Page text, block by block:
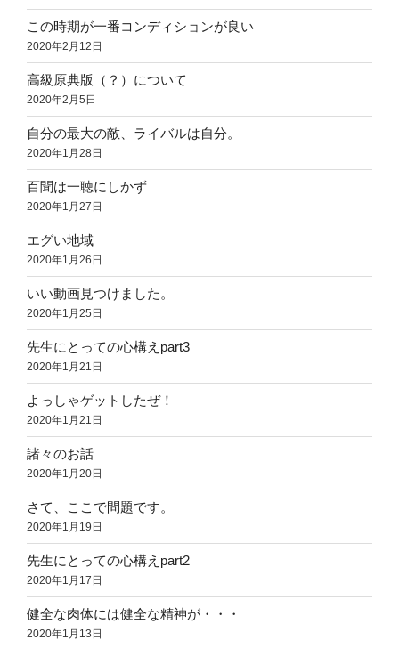
この時期が一番コンディションが良い
2020年2月12日
高級原典版（？）について
2020年2月5日
自分の最大の敵、ライバルは自分。
2020年1月28日
百聞は一聴にしかず
2020年1月27日
エグい地域
2020年1月26日
いい動画見つけました。
2020年1月25日
先生にとっての心構えpart3
2020年1月21日
よっしゃゲットしたぜ！
2020年1月21日
諸々のお話
2020年1月20日
さて、ここで問題です。
2020年1月19日
先生にとっての心構えpart2
2020年1月17日
健全な肉体には健全な精神が・・・
2020年1月13日